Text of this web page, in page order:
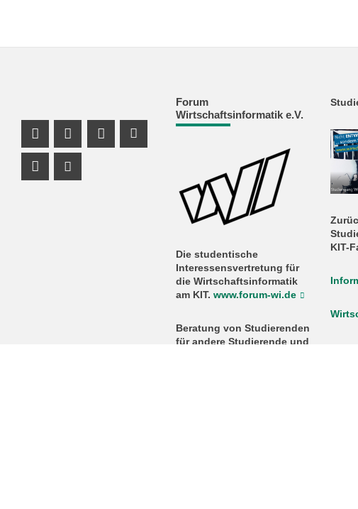
Forum
Wirtschaftsinformatik e.V.
Die studentische
Interessensvertretung für
die Wirtschaftsinformatik
am KIT. www.forum-wi.de
Beratung von Studierenden
für andere Studierende und
KIT-
Facebook Profil
Instagram Profil
Facebook Profil
Youtube Profil
Instagram Profil
Youtube Profil